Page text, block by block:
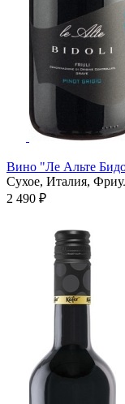
Вино "Ле Альте
Сухое, Италия,
2 490 ₽